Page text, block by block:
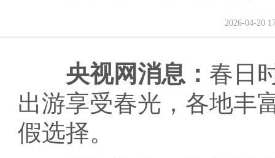
2026-04-20
央视网消息： 春日
出游享受春光，各地丰
假选择。